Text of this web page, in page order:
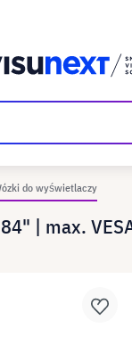
do wyświetlaczy
| max.